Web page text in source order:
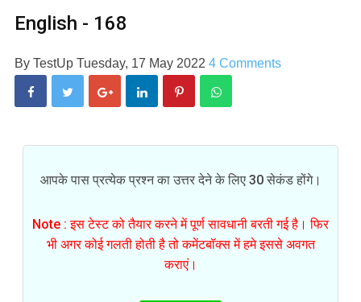
English - 168
By TestUp Tuesday, 17 May 2022 4 Comments
आपके पास प्रत्येक प्रश्न का उत्तर देने के लिए 30 सेकंड होंगे।
Note : इस टेस्ट को तैयार करने में पूर्ण सावधानी बरती गई है। फिर
भी अगर कोई गलती होती है तो कमेंटबॉक्स में हमे इससे अवगत
कराएं।